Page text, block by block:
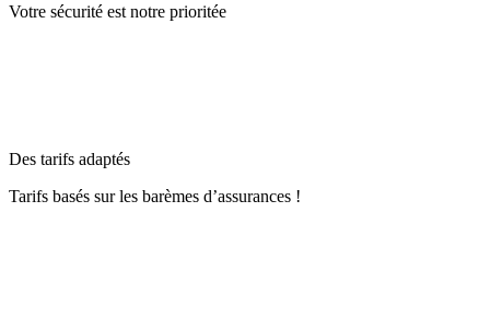
Votre sécurité est notre prioritée
Des tarifs adaptés
Tarifs basés sur les barèmes d’assurances !